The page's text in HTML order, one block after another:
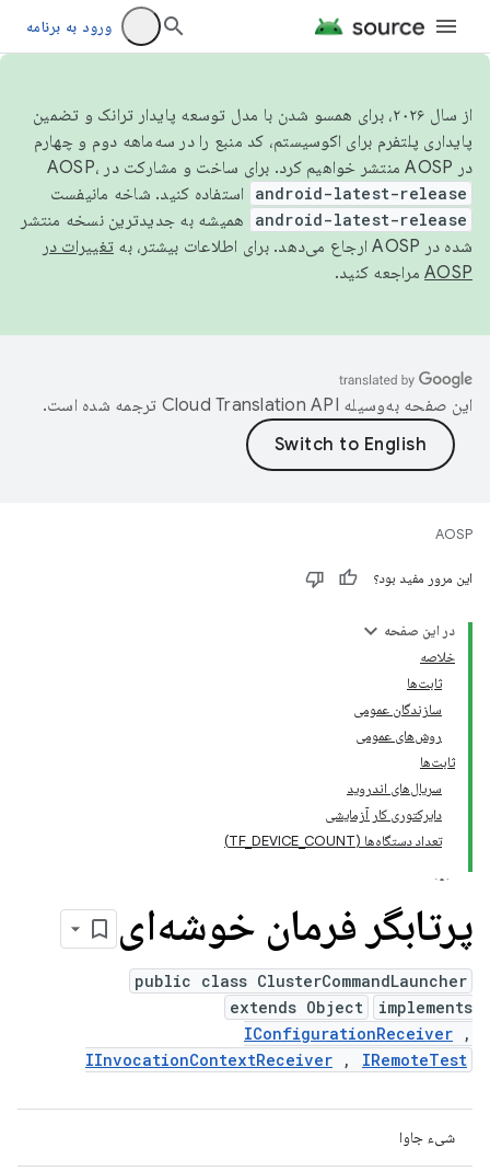
ورود به برنامه
از سال ۲۰۲۶، برای همسو شدن با مدل توسعه پایدار ترانک و تضمین
پایداری پلتفرم برای اکوسیستم، کد منبع را در سه‌ماهه دوم و چهارم
در AOSP منتشر خواهیم کرد. برای ساخت و مشارکت در AOSP،
android-latest-release استفاده کنید. شاخه مانیفست
android-latest-release
همیشه به جدیدترین نسخه منتشر
شده در AOSP ارجاع می‌دهد. برای اطلاعات بیشتر، به
تغییرات در
AOSP مراجعه کنید.
این صفحه به‌وسیله ترجمه شده است.
AOSP
این مرور مفید بود؟
در این صفحه
خلاصه
ثابت‌ها
سازندگان عمومی
روش‌های عمومی
ثابت‌ها
سریال‌های اندروید
دایرکتوری کار آزمایشی
تعداد دستگاه‌ها (TF_DEVICE_COUNT)
پرتابگر فرمان خوشه‌ای
public class ClusterCommandLauncher
extends Object
implements
IConfigurationReceiver ,
IInvocationContextReceiver , IRemoteTest
شیء جاوا